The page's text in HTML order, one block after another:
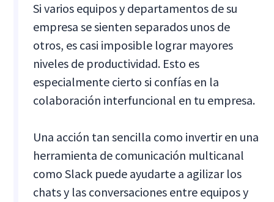
Si varios equipos y departamentos de su
empresa se sienten separados unos de
otros, es casi imposible lograr mayores
niveles de productividad. Esto es
especialmente cierto si confías en la
colaboración interfuncional en tu empresa.
Una acción tan sencilla como invertir en una
herramienta de comunicación multicanal
como Slack puede ayudarte a agilizar los
chats y las conversaciones entre equipos y